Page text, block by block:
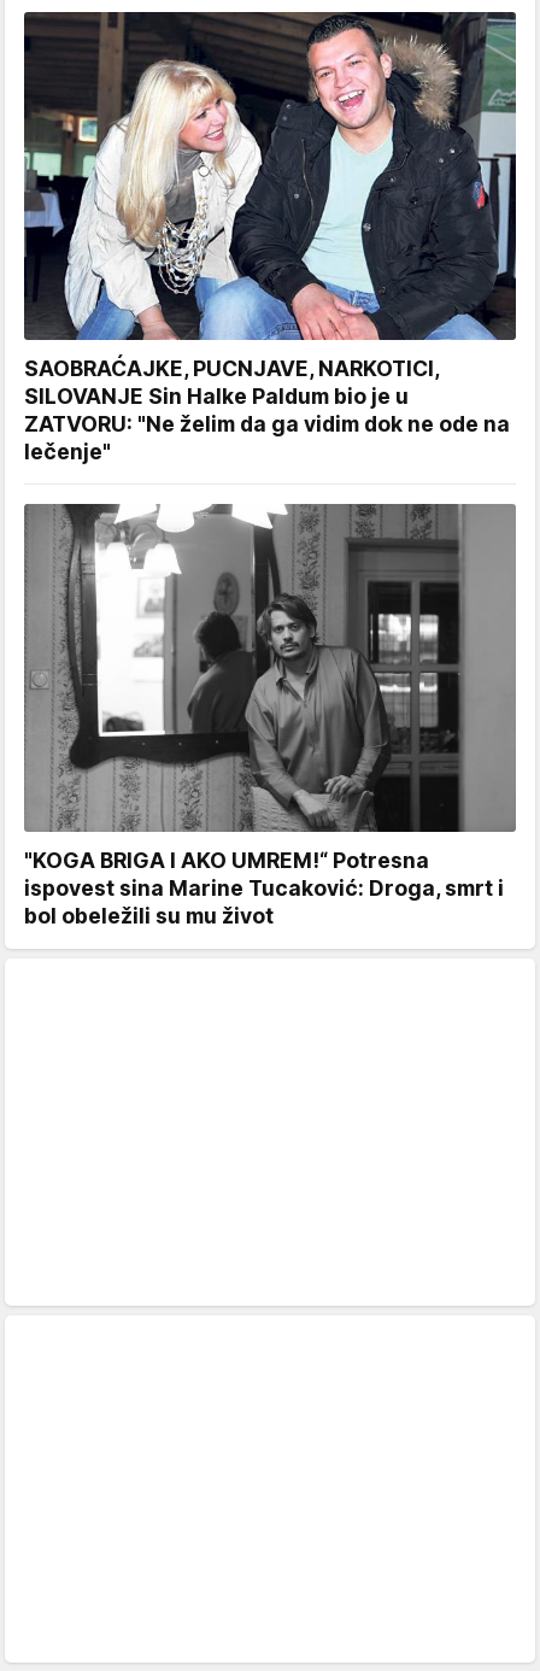
SAOBRAĆAJKE, PUCNJAVE, NARKOTICI,
SILOVANJE Sin Halke Paldum bio je u
ZATVORU: "Ne želim da ga vidim dok ne ode na
lečenje"
"KOGA BRIGA I AKO UMREM!“ Potresna
ispovest sina Marine Tucaković: Droga, smrt i
bol obeležili su mu život